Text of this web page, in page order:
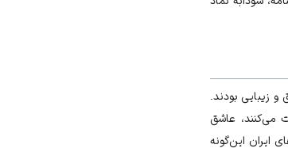
و زیبایی بودند.
می‌کنند، عاشق
ایران این‌گونه